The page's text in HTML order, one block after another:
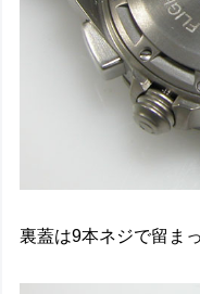
裏蓋は9本ネジで留ま